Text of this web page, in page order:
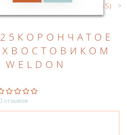
быстрорежущей стали (HSS)
25КОРОНЧАТОЕ
отзывов